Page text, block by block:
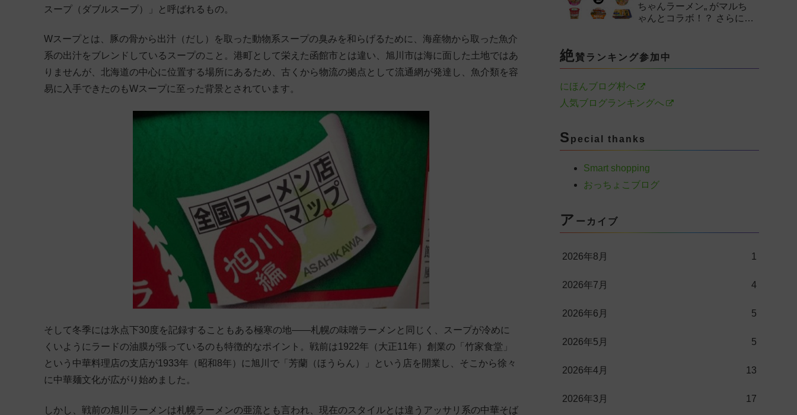
スープ（ダブルスープ）」と呼ばれるもの。
Wスープとは、豚の骨から出汁（だし）を取った動物系スープの臭みを和らげるために、海産物から取った魚介
系の出汁をブレンドしているスープのこと。港町として栄えた函館市とは違い、旭川市は海に面した土地ではあ
りませんが、北海道の中心に位置する場所にあるため、古くから物流の拠点として流通網が発達し、魚介類を容
易に入手できたのもWスープに至った背景とされています。
そして冬季には氷点下30度を記録することもある極寒の地——札幌の味噌ラーメンと同じく、スープが冷めに
くいようにラードの油膜が張っているのも特徴的なポイント。戦前は1922年（大正11年）創業の「竹家食堂」
という中華料理店の支店が1933年（昭和8年）に旭川で「芳蘭（ほうらん）」という店を開業し、そこから徐々
に中華麺文化が広がり始めました。
しかし、戦前の旭川ラーメンは札幌ラーメンの亜流とも言われ、現在のスタイルとは違うアッサリ系の中華そば
ちゃんラーメン„ がマルち
ゃんとコラボ！？ さらに
絶賛ランキング参加中
にほんブログ村へ
人気ブログランキングへ
S pecial thanks
Smart shopping
おっちょこブログ
ア ーカイブ
2026年8月 1
2026年7月 4
2026年6月 5
2026年5月 5
2026年4月 13
2026年3月 17